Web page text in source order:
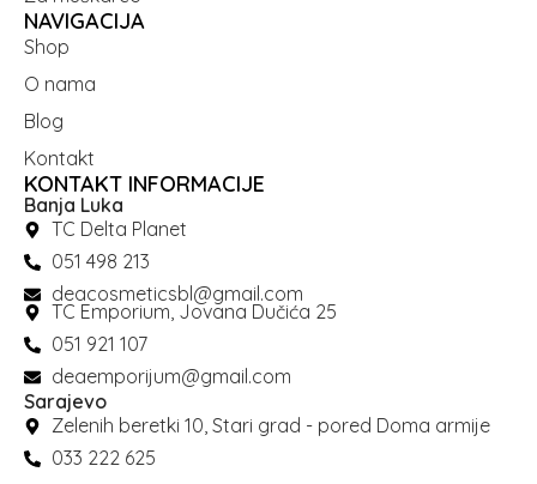
NAVIGACIJA
Shop
O nama
Blog
Kontakt
KONTAKT INFORMACIJE
Banja Luka
TC Delta Planet
051 498 213
deacosmeticsbl@gmail.com
TC Emporium, Jovana Dučića 25
051 921 107
deaemporijum@gmail.com
Sarajevo
Zelenih beretki 10, Stari grad - pored Doma armije
033 222 625